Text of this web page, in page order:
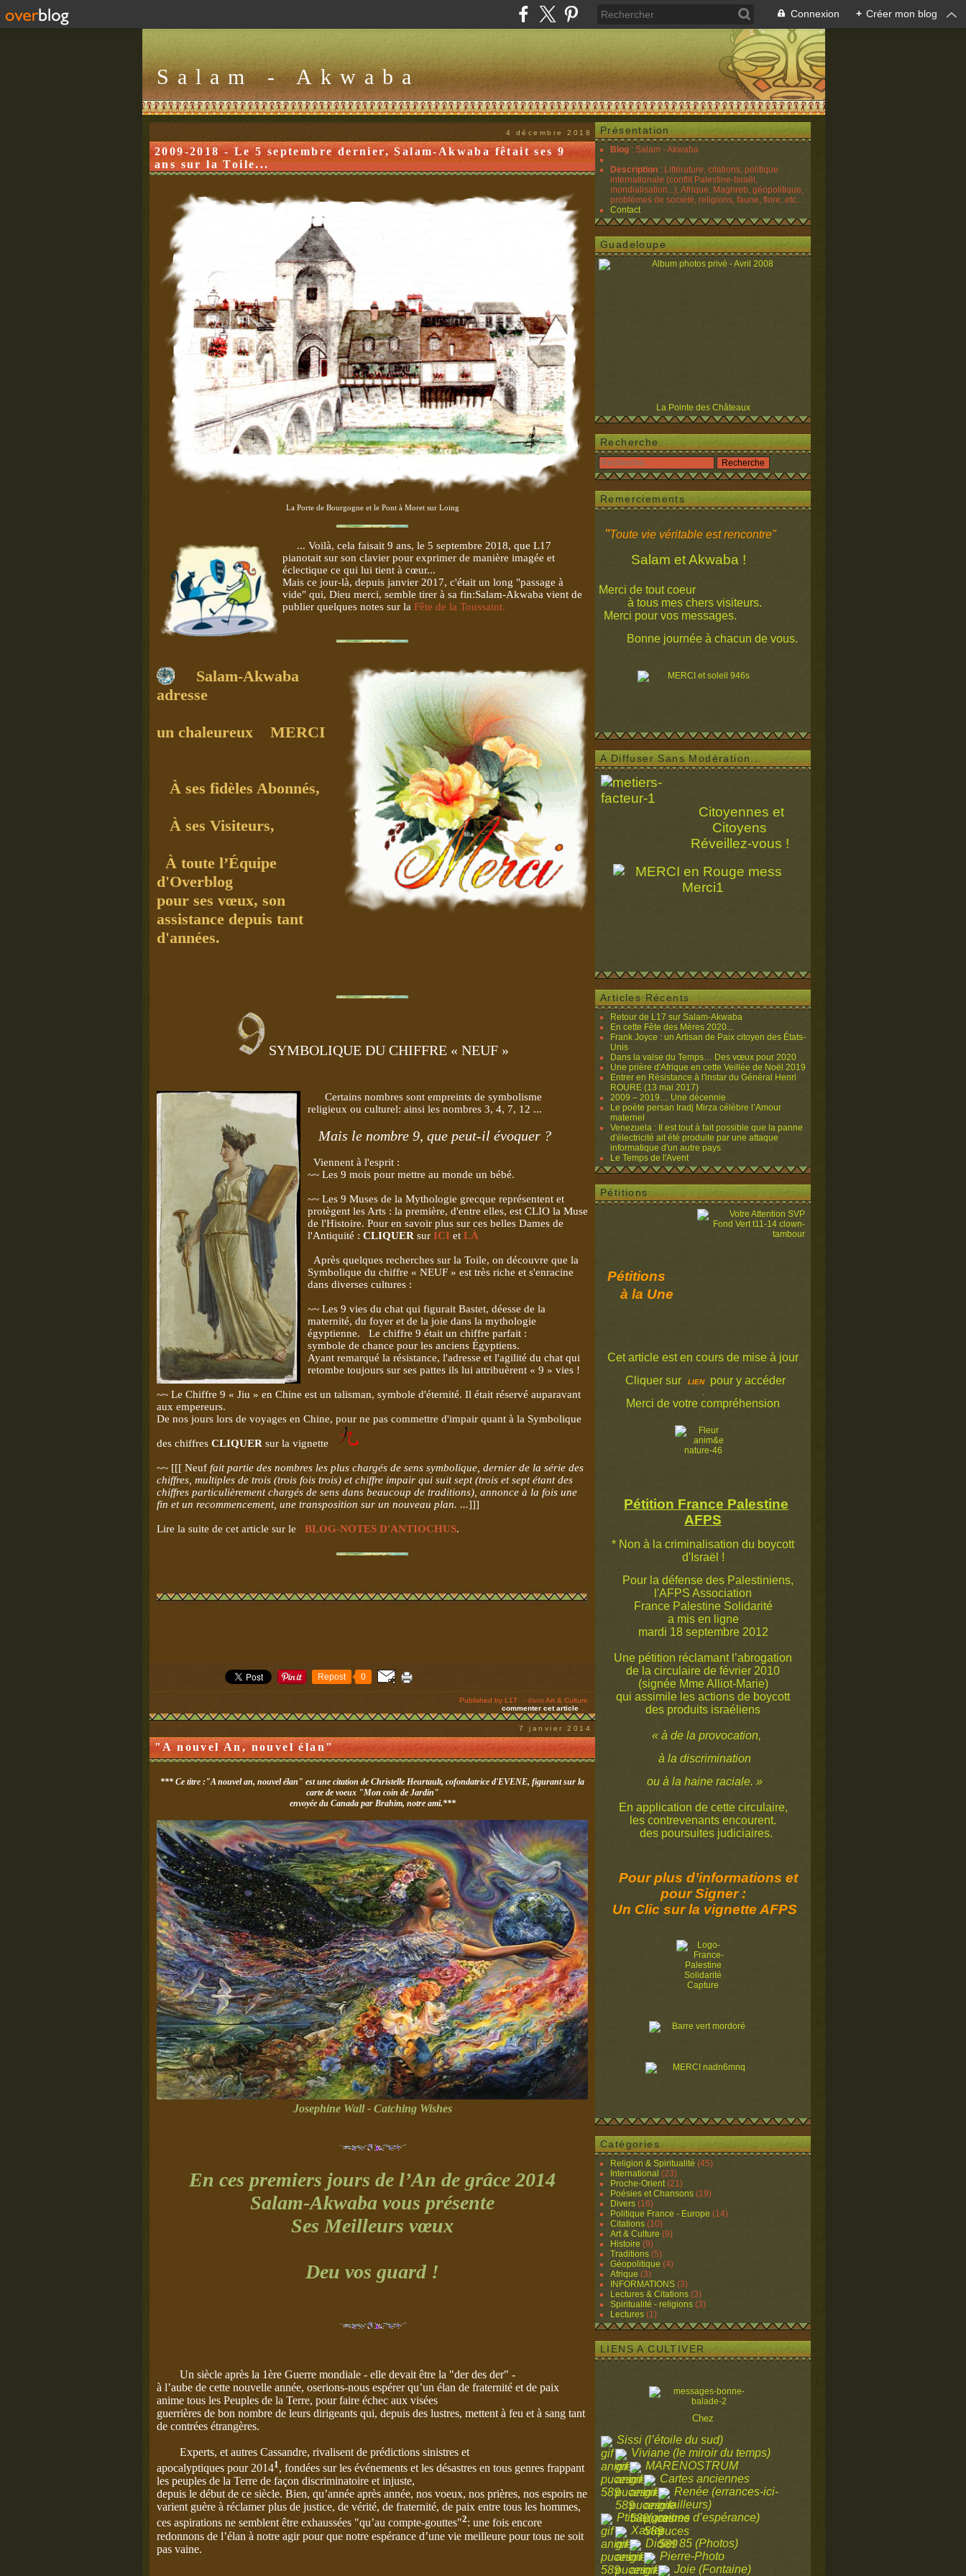
Connexion + Créer mon blog
Salam - Akwaba
4 décembre 2018
2009-2018 - Le 5 septembre dernier, Salam-Akwaba fêtait ses 9
ans sur la Toile...
La Porte de Bourgogne et le Pont à Moret sur Loing
... Voilà, cela faisait 9 ans, le 5 septembre 2018, que L17
pianotait sur son clavier pour exprimer de manière imagée et
éclectique ce qui lui tient à cœur...
Mais ce jour-là, depuis janvier 2017, c'était un long "passage à
vide" qui, Dieu merci, semble tirer à sa fin:Salam-Akwaba vient de
publier quelques notes sur la Fête de la Toussaint.
Salam-Akwaba
adresse
un chaleureux MERCI
À ses fidèles Abonnés,
À ses Visiteurs,
À toute l’Équipe
d'Overblog
pour ses vœux, son
assistance depuis tant
d'années.
SYMBOLIQUE DU CHIFFRE « NEUF »
Certains nombres sont empreints de symbolisme
religieux ou culturel: ainsi les nombres 3, 4, 7, 12 ...
Mais le nombre 9, que peut-il évoquer ?
Viennent à l'esprit :
~~ Les 9 mois pour mettre au monde un bébé.
~~ Les 9 Muses de la Mythologie grecque représentent et
protègent les Arts : la première, d'entre elles, est CLIO la Muse
de l'Histoire. Pour en savoir plus sur ces belles Dames de
l'Antiquité : CLIQUER sur ICI et LÀ
Après quelques recherches sur la Toile, on découvre que la
Symbolique du chiffre « NEUF » est très riche et s'enracine
dans diverses cultures :
~~ Les 9 vies du chat qui figurait Bastet, déesse de la
maternité, du foyer et de la joie dans la mythologie
égyptienne. Le chiffre 9 était un chiffre parfait :
symbole de chance pour les anciens Égyptiens.
Ayant remarqué la résistance, l'adresse et l'agilité du chat qui
retombe toujours sur ses pattes ils lui attribuèrent « 9 » vies !
~~ Le Chiffre 9 « Jiu » en Chine est un talisman, symbole d'éternité. Il était réservé auparavant
aux empereurs.
De nos jours lors de voyages en Chine, pour ne pas commettre d'impair quant à la Symbolique
des chiffres CLIQUER sur la vignette
~~ [[[ Neuf fait partie des nombres les plus chargés de sens symbolique, dernier de la série des
chiffres, multiples de trois (trois fois trois) et chiffre impair qui suit sept (trois et sept étant des
chiffres particulièrement chargés de sens dans beaucoup de traditions), annonce à la fois une
fin et un recommencement, une transposition sur un nouveau plan. ...]]]
Lire la suite de cet article sur le BLOG-NOTES D'ANTIOCHUS.
Repost 0
Published by L17 - dansArt & Culture
commenter cet article
7 janvier 2014
"A nouvel An, nouvel élan"
*** Ce titre :"A nouvel an, nouvel élan" est une citation de Christelle Heurtault, cofondatrice d'EVENE, figurant sur la
carte de voeux "Mon coin de Jardin"
envoyée du Canada par Brahim, notre ami.***
Josephine Wall - Catching Wishes
En ces premiers jours de l’An de grâce 2014
Salam-Akwaba vous présente
Ses Meilleurs vœux
Deu vos guard !
Un siècle après la 1ère Guerre mondiale - elle devait être la "der des der" -
à l’aube de cette nouvelle année, oserions-nous espérer qu’un élan de fraternité et de paix
anime tous les Peuples de la Terre, pour faire échec aux visées
guerrières de bon nombre de leurs dirigeants qui, depuis des lustres, mettent à feu et à sang tant
de contrées étrangères.
Experts, et autres Cassandre, rivalisent de prédictions sinistres et
apocalyptiques pour 20141, fondées sur les événements et les désastres en tous genres frappant
les peuples de la Terre de façon discriminatoire et injuste,
depuis le début de ce siècle. Bien, qu’année après année, nos voeux, nos prières, nos espoirs ne
varient guère à réclamer plus de justice, de vérité, de fraternité, de paix entre tous les hommes,
ces aspirations ne semblent être exhaussées "qu’au compte-gouttes"2: une fois encore
redonnons de l’élan à notre agir pour que notre espérance d’une vie meilleure pour tous ne soit
pas vaine.
Présentation
Blog : Salam - Akwaba
Description : Littérature, citations, politique
internationale (conflit Palestine-Israël,
mondialisation...), Afrique, Maghreb, géopolitique,
problèmes de société, religions, faune, flore, etc...
Contact
Guadeloupe
La Pointe des Châteaux
Recherche
Remerciements
"Toute vie véritable est rencontre"
Salam et Akwaba !
Merci de tout coeur
à tous mes chers visiteurs.
Merci pour vos messages.
Bonne journée à chacun de vous.
A Diffuser Sans Modération...
Citoyennes et
Citoyens
Réveillez-vous !
Articles Récents
Retour de L17 sur Salam-Akwaba
En cette Fête des Mères 2020...
Frank Joyce : un Artisan de Paix citoyen des États-
Unis
Dans la valse du Temps… Des vœux pour 2020
Une prière d'Afrique en cette Veillée de Noël 2019
Entrer en Résistance à l'instar du Général Henri
ROURE (13 mai 2017)
2009 – 2019… Une décennie
Le poète persan Iradj Mirza célèbre l’Amour
maternel
Venezuela : Il est tout à fait possible que la panne
d'électricité ait été produite par une attaque
informatique d'un autre pays
Le Temps de l'Avent
Pétitions
Pétitions
à la Une
Cet article est en cours de mise à jour
Cliquer sur
LIENpour y accéder
.
Merci de votre compréhension
Pétition France Palestine
AFPS
* Non à la criminalisation du boycott
d'Israël !
Pour la défense des Palestiniens,
l'AFPS Association
France Palestine Solidarité
a mis en ligne
mardi 18 septembre 2012
Une pétition réclamant l’abrogation
de la circulaire de février 2010
(signée Mme Alliot-Marie)
qui assimile les actions de boycott
des produits israéliens
« à de la provocation,
à la discrimination
ou à la haine raciale. »
En application de cette circulaire,
les contrevenants encourent.
des poursuites judiciaires.
Pour plus d’informations et
pour Signer :
Un Clic sur la vignette AFPS
Catégories
Religion & Spiritualité (45)
International (23)
Proche-Orient(21)
Poésies et Chansons (19)
Divers (16)
Politique France - Europe (14)
Citations (10)
Art & Culture (9)
Histoire (9)
Traditions (5)
Géopolitique (4)
Afrique (3)
INFORMATIONS (3)
Lectures & Citations (3)
Spiritualité - religions (3)
Lectures (1)
LIENS A CULTIVER
Chez
Sissi (l’étoile du sud)
Viviane (le miroir du temps)
MARENOSTRUM
Cartes anciennes
Renée (errances-ici-
ailleurs)
Ptitsa (graines d’espérance)
Xavier
Didier 85 (Photos)
Pierre-Photo
Joie (Fontaine)